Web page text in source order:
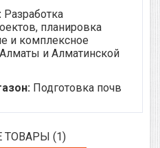
Разработка
планировка
и комплексное
и Алматинской
Подготовка почв
(1)